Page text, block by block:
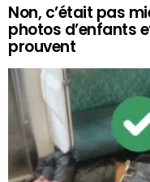
Non, c’était pas
photos d’enfants
prouvent